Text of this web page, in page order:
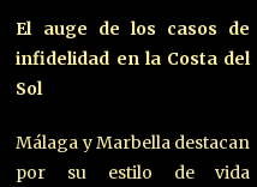
El auge de los casos de
infidelidad en la Costa del
Sol
Málaga y Marbella destacan
por su estilo de vida